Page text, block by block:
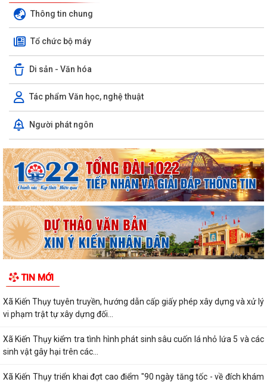
Thông tin chung
Tổ chức bộ máy
Di sản - Văn hóa
Tác phẩm Văn học, nghệ thuật
Người phát ngôn
TIN MỚI
Xã Kiến Thụy tuyên truyền, hướng dẫn cấp giấy phép xây dựng và xử lý
vi phạm trật tự xây dựng đối...
Xã Kiến Thụy kiểm tra tình hình phát sinh sâu cuốn lá nhỏ lứa 5 và các
sinh vật gây hại trên các...
Xã Kiến Thụy triển khai đợt cao điểm "90 ngày tăng tốc - về đích khám